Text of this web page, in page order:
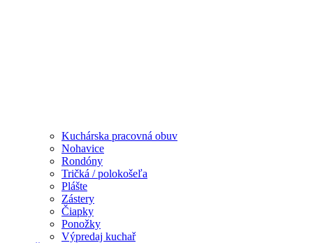
Kuchárska pracovná obuv
Nohavice
Rondóny
Tričká / polokošeľa
Plášte
Zástery
Čiapky
Ponožky
Výpredaj kuchař